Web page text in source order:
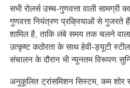
सभी रोलर्स उच्च-गुणवत्ता वाली
गुणवत्ता नियंत्रण प्रक्रियाओं से गुजरते
शामिल है, ताकि लंबे समय तक चलने
उत्कृष्ट कठोरता के साथ हेवी-ड्यूटी
संचालन के दौरान भी न्यूनतम विरूपण
अनुकूलित ट्रांसमिशन सिस्टम, कम शोर